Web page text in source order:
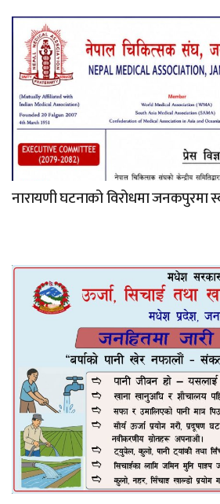
नारायणी घटनाको विरोधमा जनकपुरमा